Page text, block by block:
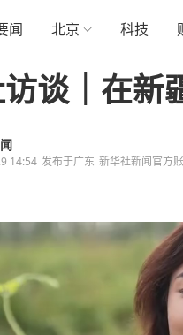
闻 北京 科技
谈｜在新
14:54 发布于广东 新华社新闻官方